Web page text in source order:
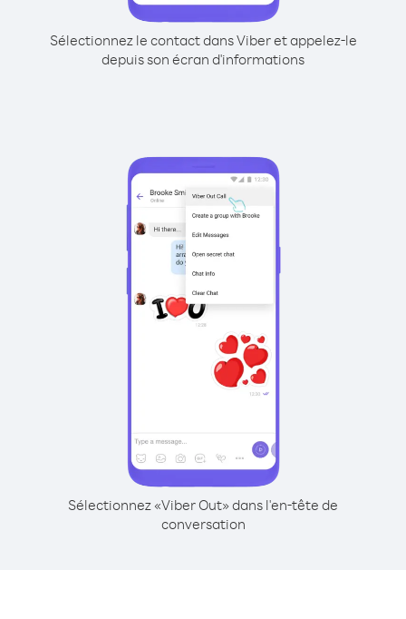
Sélectionnez le contact dans Viber et appelez-le
depuis son écran d'informations
Sélectionnez «Viber Out» dans l'en-tête de
conversation